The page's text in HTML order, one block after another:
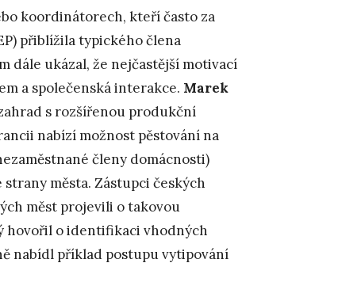
koordinátorech, kteří často za
přiblížila typického člena
dále ukázal, že nejčastější motivací
a společenská interakce. Marek
s rozšířenou produkční
nabízí možnost pěstování na
členy domácnosti)
města. Zástupci českých
měst projevili o takovou
hovořil o identifikaci vhodných
nabídl příklad postupu vytipování